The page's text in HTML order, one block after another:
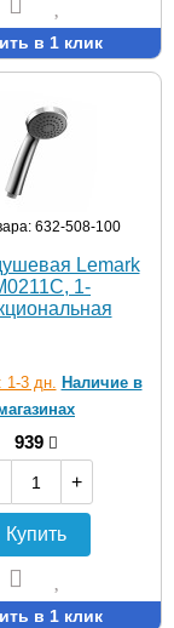
в 1 клик
632-508-100
Lemark
1-
1-3 дн. Наличие в
939
+
Купить
в 1 клик